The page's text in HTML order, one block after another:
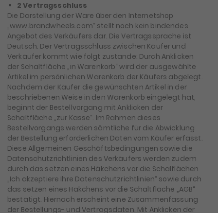
2 Vertragsschluss
Die Darstellung der Ware über den Internetshop
„www.brandwheels.com“ stellt noch kein bindendes
Angebot des Verkäufers dar. Die Vertragssprache ist
Deutsch. Der Vertragsschluss zwischen Käufer und
Verkäufer kommt wie folgt zustande: Durch Anklicken
der Schaltfläche „in Warenkorb“ wird der ausgewählte
Artikel im persönlichen Warenkorb der Käufers abgelegt.
Nachdem der Käufer die gewünschten Artikel in der
beschriebenen Weise in den Warenkorb eingelegt hat,
beginnt der Bestellvorgang mit Anklicken der
Schaltfläche „zur Kasse“. Im Rahmen dieses
Bestellvorgangs werden sämtliche für die Abwicklung
der Bestellung erforderlichen Daten vom Käufer erfasst.
Diese Allgemeinen Geschäftsbedingungen sowie die
Datenschutzrichtlinien des Verkäufers werden zudem
durch das setzen eines Häkchens vor die Schalflächen
„Ich akzeptiere Ihre Datenschutzrichtlinien“ sowie durch
das setzen eines Häkchens vor die Schaltfläche „AGB“
bestätigt. Hiernach erscheint eine Zusammenfassung
der Bestellungs- und Vertragsdaten. Mit Anklicken der